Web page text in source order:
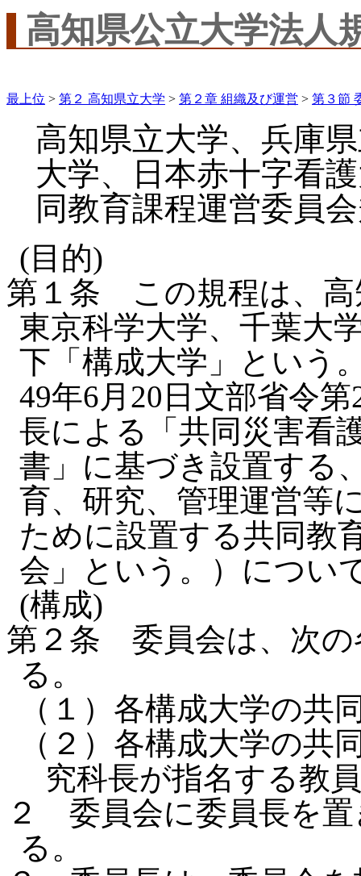
高知県公立大学法人
最上位 > 第２ 高知県立大学 > 第２章 組織及び運営 > 第３節
高知県立大学、兵庫
大学、日本赤十字看
同教育課程運営委員
(目的)
第１条 この規程は、高
東京科学大学、千葉大
下「構成大学」という
49年6月20日文部省令
長による「共同災害看
書」に基づき設置する
育、研究、管理運営等
ために設置する共同教
会」という。）につい
(構成)
第２条 委員会は、次の
る。
（１）各構成大学の共
（２）各構成大学の共
究科長が指名する教員
２ 委員会に委員長を置
る。